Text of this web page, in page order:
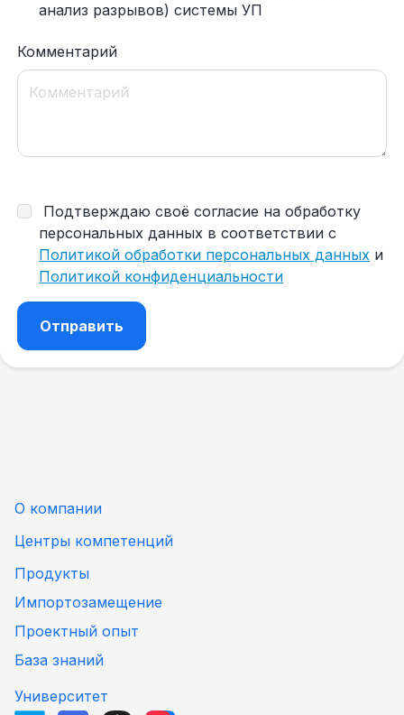
анализ разрывов) системы УП
Комментарий
Подтверждаю своё согласие на обработку
персональных данных в соответствии с
Политикой обработки персональных данных и
Политикой конфиденциальности
О компании
Центры компетенций
Продукты
Импортозамещение
Проектный опыт
База знаний
Университет